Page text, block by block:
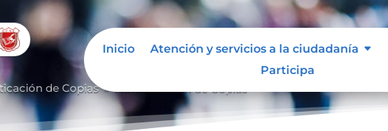
Inicio Atención y servicios a la ciudadanía
Participa
de Copias 9